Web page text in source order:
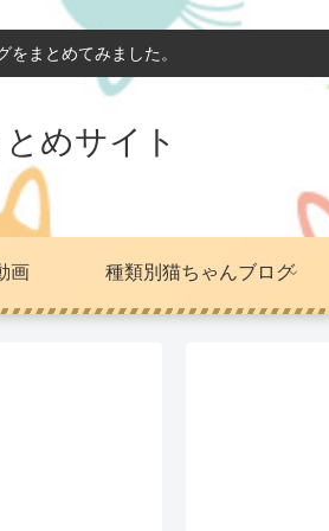
まとめてみました。
めサイト
画 種類別猫ちゃんブログ